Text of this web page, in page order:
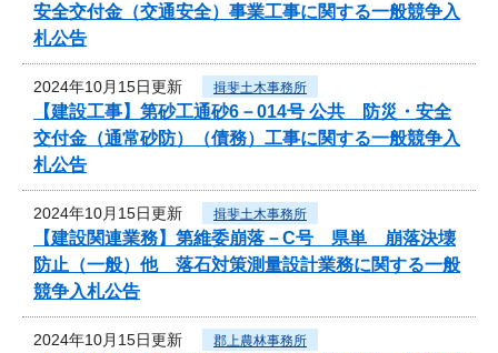
安全交付金（交通安全）事業工事に関する一般競争入
札公告
2024年10月15日更新 揖斐土木事務所
【建設工事】第砂工通砂6－014号 公共 防災・安全
交付金（通常砂防）（債務）工事に関する一般競争入
札公告
2024年10月15日更新 揖斐土木事務所
【建設関連業務】第維委崩落－C号 県単 崩落決壊
防止（一般）他 落石対策測量設計業務に関する一般
競争入札公告
2024年10月15日更新 郡上農林事務所